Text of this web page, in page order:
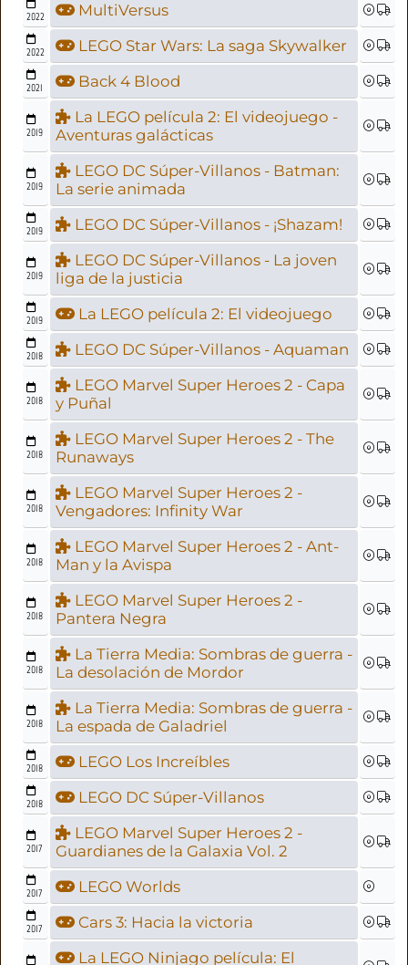
2022 MultiVersus
2022 LEGO Star Wars: La saga Skywalker
2021 Back 4 Blood
2019
La LEGO película 2: El videojuego -
Aventuras galácticas
2019
LEGO DC Súper-Villanos - Batman:
La serie animada
2019 LEGO DC Súper-Villanos - ¡Shazam!
2019
LEGO DC Súper-Villanos - La joven
liga de la justicia
2019 La LEGO película 2: El videojuego
2018 LEGO DC Súper-Villanos - Aquaman
2018
LEGO Marvel Super Heroes 2 - Capa
y Puñal
2018
LEGO Marvel Super Heroes 2 - The
Runaways
2018
LEGO Marvel Super Heroes 2 -
Vengadores: Infinity War
2018
LEGO Marvel Super Heroes 2 - Ant-
Man y la Avispa
2018
LEGO Marvel Super Heroes 2 -
Pantera Negra
2018
La Tierra Media: Sombras de guerra -
La desolación de Mordor
2018
La Tierra Media: Sombras de guerra -
La espada de Galadriel
2018 LEGO Los Increíbles
2018 LEGO DC Súper-Villanos
2017
LEGO Marvel Super Heroes 2 -
Guardianes de la Galaxia Vol. 2
2017 LEGO Worlds
2017
Cars 3: Hacia la victoria
La LEGO Ninjago película: El